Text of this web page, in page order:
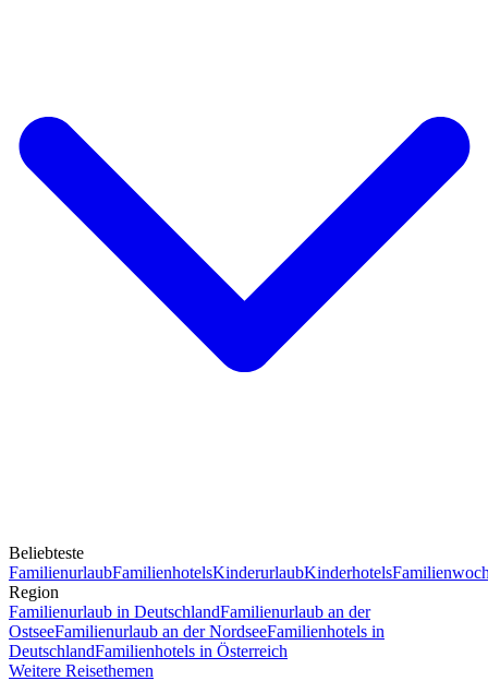
Beliebteste
FamilienurlaubFamilienhotelsKinderurlaubKinderhotels
Region
Familienurlaub in DeutschlandFamilienurlaub an der
OstseeFamilienurlaub an der NordseeFamilienhotels in
DeutschlandFamilienhotels in Österreich
Weitere Reisethemen